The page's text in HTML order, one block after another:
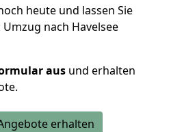
heute und lassen Sie
nach Havelsee
aus und erhalten
erhalten